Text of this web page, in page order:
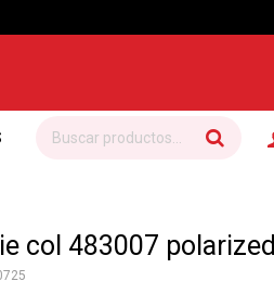
col 483007 polarized